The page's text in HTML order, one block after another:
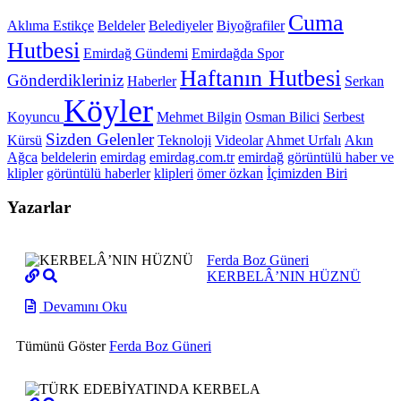
Aklıma Estikçe Beldeler Belediyeler Biyoğrafiler Cuma
Hutbesi Emirdağ Gündemi Emirdağda Spor
Gönderdikleriniz Haberler Haftanın Hutbesi Serkan
Koyuncu Köyler Mehmet Bilgin Osman Bilici Serbest
Kürsü Sizden Gelenler Teknoloji Videolar Ahmet Urfalı Akın
Ağca beldelerin emirdag emirdag.com.tr emirdağ görüntülü haber ve
klipler görüntülü haberler klipleri ömer özkan İçimizden Biri
Yazarlar
Ferda Boz Güneri
KERBELÂ’NIN HÜZNÜ
Devamını Oku
Tümünü GösterFerda Boz Güneri